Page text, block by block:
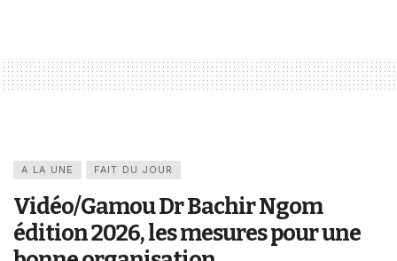
A LA UNE FAIT DU JOUR
Vidéo/Gamou Dr Bachir Ngom
édition 2026, les mesures pour une